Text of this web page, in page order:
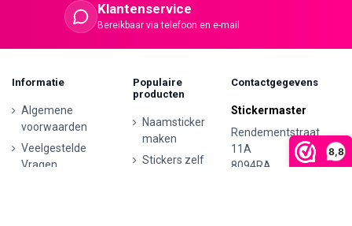
8,8
Klantenservice
Bereikbaar via telefoon en e-mail
Informatie
Algemene
voorwaarden
Veelgestelde
Vragen
Populaire
producten
Naamsticker
maken
Stickers zelf
Contactgegevens
Stickermaster
Rendementstraat
11A
8094RA